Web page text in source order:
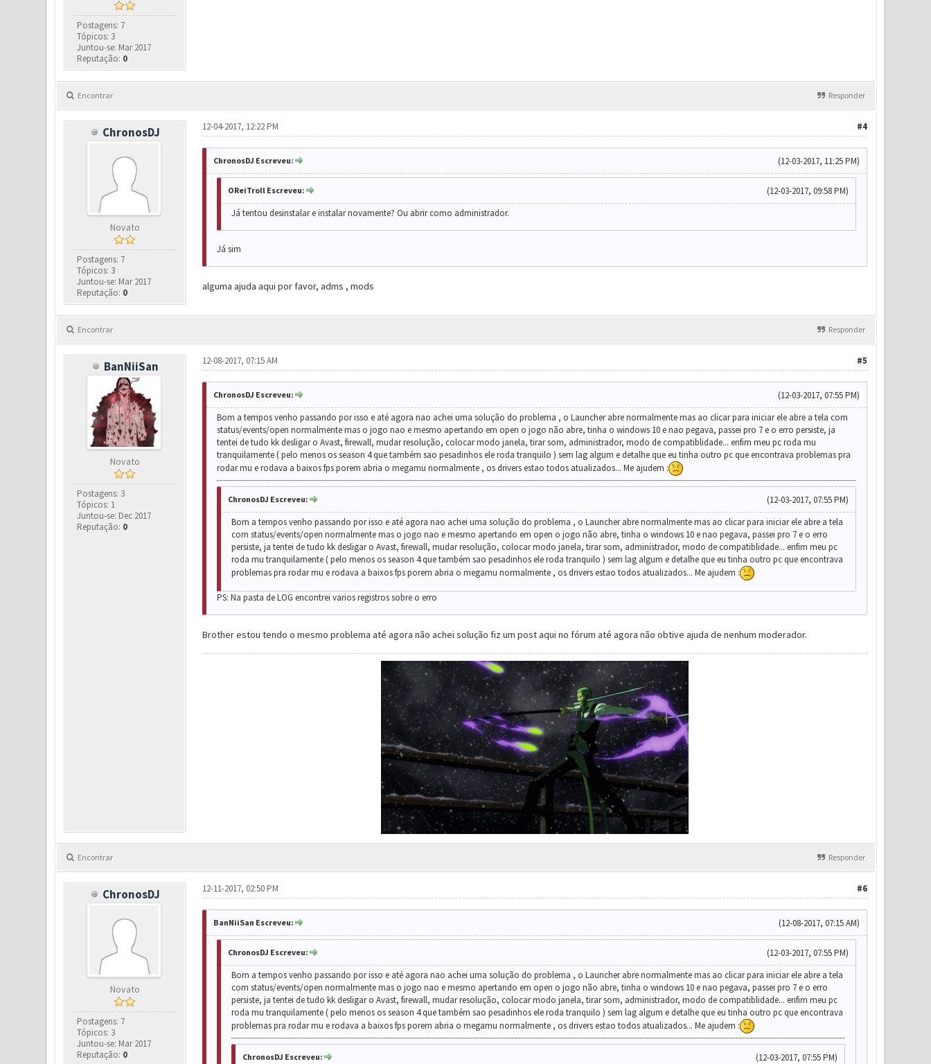
Postagens: 7
Tópicos: 3
Juntou-se: Mar 2017
Reputação: 0
Encontrar Responder
ChronosDJ
Novato
Postagens: 7
Tópicos: 3
Juntou-se: Mar 2017
Reputação: 0
#4
12-04-2017, 12:22 PM
(12-03-2017, 11:25 PM)
ChronosDJ Escreveu:
(12-03-2017, 09:58 PM)
OReiTroll Escreveu:
Já tentou desinstalar e instalar novamente? Ou abrir como administrador.
Já sim
alguma ajuda aqui por favor, adms , mods
Encontrar Responder
BanNiiSan
Novato
Postagens: 3
Tópicos: 1
Juntou-se: Dec 2017
Reputação: 0
#5
12-08-2017, 07:15 AM
(12-03-2017, 07:55 PM)
ChronosDJ Escreveu:
Bom a tempos venho passando por isso e até agora nao achei uma solução do problema , o Launcher abre normalmente mas ao clicar para iniciar ele abre a tela com
status/events/open normalmente mas o jogo nao e mesmo apertando em open o jogo não abre, tinha o windows 10 e nao pegava, passei pro 7 e o erro persiste, ja
tentei de tudo kk desligar o Avast, firewall, mudar resolução, colocar modo janela, tirar som, administrador, modo de compatiblidade... enfim meu pc roda mu
tranquilamente ( pelo menos os season 4 que também sao pesadinhos ele roda tranquilo ) sem lag algum e detalhe que eu tinha outro pc que encontrava problemas pra
rodar mu e rodava a baixos fps porem abria o megamu normalmente , os drivers estao todos atualizados... Me ajudem :
(12-03-2017, 07:55 PM)
ChronosDJ Escreveu:
Bom a tempos venho passando por isso e até agora nao achei uma solução do problema , o Launcher abre normalmente mas ao clicar para iniciar ele abre a tela
com status/events/open normalmente mas o jogo nao e mesmo apertando em open o jogo não abre, tinha o windows 10 e nao pegava, passei pro 7 e o erro
persiste, ja tentei de tudo kk desligar o Avast, firewall, mudar resolução, colocar modo janela, tirar som, administrador, modo de compatiblidade... enfim meu pc
roda mu tranquilamente ( pelo menos os season 4 que também sao pesadinhos ele roda tranquilo ) sem lag algum e detalhe que eu tinha outro pc que encontrava
problemas pra rodar mu e rodava a baixos fps porem abria o megamu normalmente , os drivers estao todos atualizados... Me ajudem :
PS: Na pasta de LOG encontrei varios registros sobre o erro
Brother estou tendo o mesmo problema até agora não achei solução fiz um post aqui no fórum até agora não obtive ajuda de nenhum moderador.
Encontrar Responder
ChronosDJ
Novato
Postagens: 7
Tópicos: 3
Juntou-se: Mar 2017
Reputação: 0
#6
12-11-2017, 02:50 PM
(12-08-2017, 07:15 AM)
BanNiiSan Escreveu:
(12-03-2017, 07:55 PM)
ChronosDJ Escreveu:
Bom a tempos venho passando por isso e até agora nao achei uma solução do problema , o Launcher abre normalmente mas ao clicar para iniciar ele abre a tela
com status/events/open normalmente mas o jogo nao e mesmo apertando em open o jogo não abre, tinha o windows 10 e nao pegava, passei pro 7 e o erro
persiste, ja tentei de tudo kk desligar o Avast, firewall, mudar resolução, colocar modo janela, tirar som, administrador, modo de compatiblidade... enfim meu pc
roda mu tranquilamente ( pelo menos os season 4 que também sao pesadinhos ele roda tranquilo ) sem lag algum e detalhe que eu tinha outro pc que encontrava
problemas pra rodar mu e rodava a baixos fps porem abria o megamu normalmente , os drivers estao todos atualizados... Me ajudem :
(12-03-2017, 07:55 PM)
ChronosDJ Escreveu: